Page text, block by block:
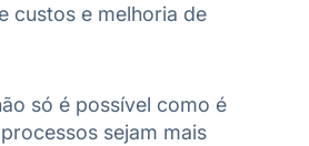
custos e melhoria de
só é possível como é
sejam mais